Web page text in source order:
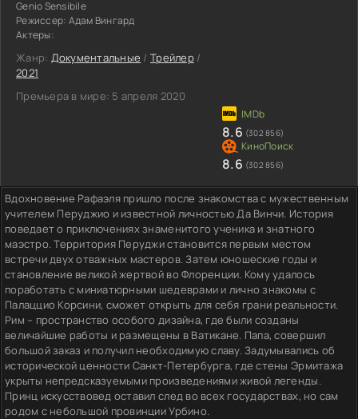
Genio Sensibile
Режиссер: Адам Вингард
Актеры:
Жанр: Документальные / Трейлер/
2021
Премьера в мире: 5 апреля 2020
8.6 (302 856)
8.6 (302 856)
Вдохновение Рафаэля пришло после знакомства с мужественным
учителем Перуджио и известной личностью Да Винчи. История
поведает о приключениях знаменитого ученика и знатного
маэстро. Территория Перуджи становится первым местом
встречи двух отважных мастеров. Затем юношеские годы и
становление великой жертвой во Флоренции. Кому удалось
поработать с миниатюрными шедеврами и лично знакомы с
Палаццио Корсини, сможет открыть для себя грани реальности.
Рим – пространство особого дизайна, где были созданы
величайшие работы и размещены в Ватикане. Папа, совершил
большой заказ и получил необходимую славу. Задумывались об
исторической ценности Санкт-Петербурга, где стены Эрмитажа
укрыты непредсказуемыми произведениями живой легенды.
Принц искусствовед оставил след во всех государствах, но сам
родом с небольшой провинции Урбино.